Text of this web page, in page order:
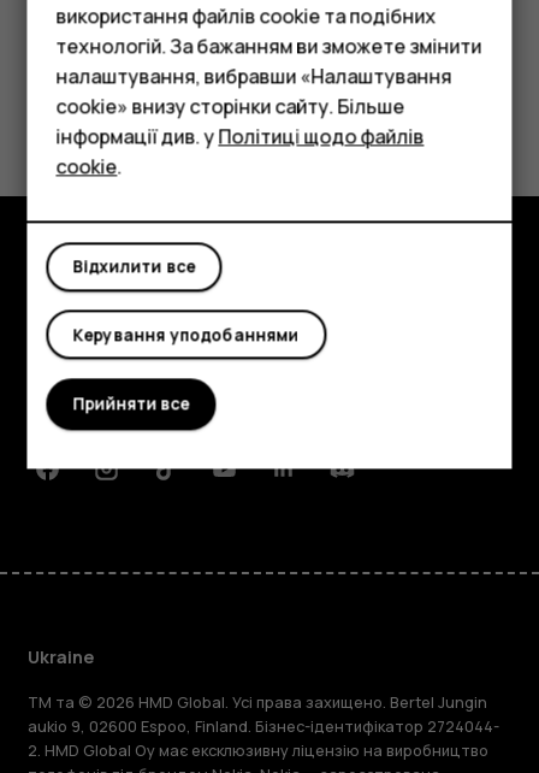
Смартфони
Фічерфони
Аксесуари
Планшети
Це було для вас корисним?
Так
Огляд
Детальніше
Planet and people
Підтримка
FacebookInstagramTiktokYoutubeLinkedinDiscord
Ukraine
TM та © 2026 HMD Global. Усі права захищено. Bertel Jungin
aukio 9, 02600 Espoo, Finland. Бізнес-ідентифікатор 2724044-
2. HMD Global Oy має ексклюзивну ліцензію на виробництво
використання файлів cookie та подібних
технологій. За бажанням ви зможете змінити
налаштування, вибравши «Налаштування
cookie» внизу сторінки сайту. Більше
інформації див. уПолітиці щодо файлів
cookie.
Відхилити все
Керування уподобаннями
Прийняти все